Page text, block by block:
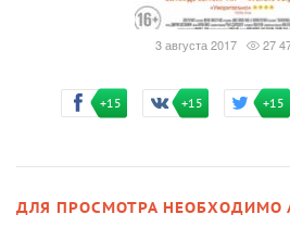
3 августа 2017 27
+15 +15 +15
ДЛЯ ПРОСМОТРА НЕОБХОДИМО